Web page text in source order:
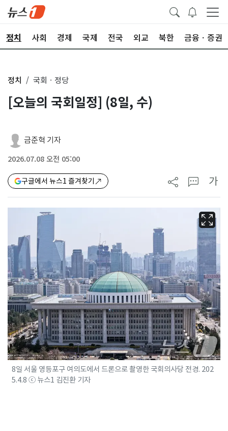
정치 사회 경제 국제 전국 외교 북한 금융ㆍ증권
정치 국회ㆍ정당
[오늘의 국회일정] (8일, 수)
금준혁 기자
2026.07.08 오전 05:00
구글에서 뉴스1 즐겨찾기 가
8일 서울 영등포구 여의도에서 드론으로 촬영한 국회의사당 전경. 202
5.4.8 ⓒ 뉴스1 김진환 기자